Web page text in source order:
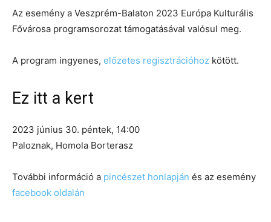
Az esemény a Veszprém-Balaton 2023 Európa Kulturális
Fővárosa programsorozat támogatásával valósul meg.
A program ingyenes, előzetes regisztrációhoz kötött.
Ez itt a kert
2023 június 30. péntek, 14:00
Paloznak, Homola Borterasz
További információ a pincészet honlapján és az esemény
facebook oldalán